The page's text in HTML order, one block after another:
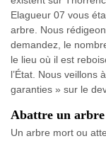
Elagueur 07 vous
arbre. Nous
demandez, le
le lieu où il est
l’État. Nous veillons
garanties » sur le
Abattre un arbre
Un arbre mort ou